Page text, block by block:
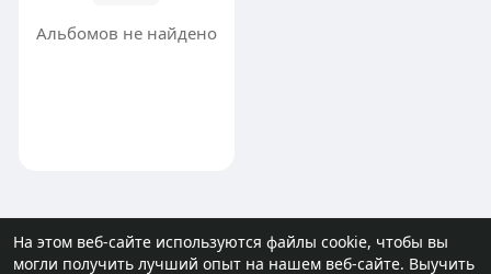
На этом веб-сайте используются файлы cookie, чтобы вы
могли получить лучший опыт на нашем веб-сайте. Выучить
Альбомов не найдено
© 2026 molodost.bz